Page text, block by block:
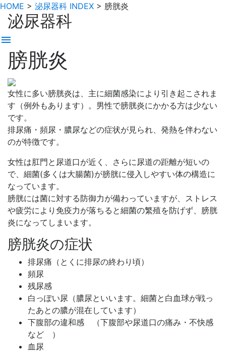
HOME > 泌尿器科 INDEX > 膀胱炎
泌尿器科
menu
膀胱炎
女性に多い膀胱炎は、主に細菌感染により引き起こされま
す（例外もあります）。男性で膀胱炎にかかる方は少ない
です。
排尿痛・頻尿・膿尿などの症状が見られ、発熱を伴わない
のが特徴です。
女性は肛門と尿道口が近く、さらに尿道の距離が短いの
で、細菌(多くは大腸菌)が膀胱に侵入しやすい体の構造に
なっています。
膀胱には菌に対する防御力が備わっていますが、ストレス
や疲労により免疫力が落ちると細菌の繁殖を防げず、膀胱
炎になってしまいます。
膀胱炎の症状
排尿痛（とくに排尿の終わり頃）
頻尿
残尿感
白っぽい尿（膿尿といいます。細菌と白血球が戦っ
たあとの膿が混在しています）
下腹部の違和感 （下腹部や尿道口の痛み・不快感
など ）
血尿